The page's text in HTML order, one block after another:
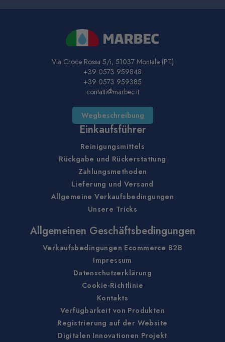
Via Croce Rossa 5/i, 51037 Montale (PT)
+39 0573 959848
+39 0573 959385
contatti@marbec.it
Wegbeschreibung
Einkaufsführer
Reinigungsmittels
Rückgabe und Rückerstattung
Zahlungsmethoden
Lieferung und Versand
Allgemeine Verkaufsbedingungen
Unsere Tricks
Allgemeinen Geschäftsbedingungen
Verkaufsbedingungen Ecommerce B2B
Impressum
Datenschutzerklärung
Cookie-Richtlinie
Kontakts
Verfügbarkeit von Produkten
Registrierung auf der Website
Digitalen Innovationen Projekt